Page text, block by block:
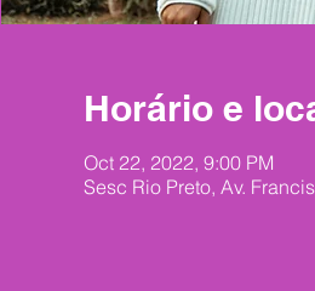
Horário e
Oct 22, 2022, 9:00 PM
Sesc Rio Preto, Av.